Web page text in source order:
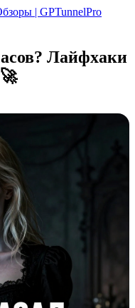
| GPTunnelPro
Лайфхаки